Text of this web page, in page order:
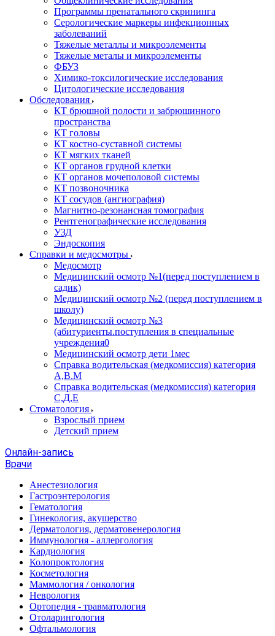
Программы пренатального скрининга
Серологические маркеры инфекционных
заболеваний
Тяжелые металлы и микроэлементы
Тяжелые металы и микроэлементы
ФБУЗ
Химико-токсилогические исследования
Цитологические исследования
Обследования
КТ брюшной полости и забрюшинного
пространства
КТ головы
КТ костно-суставной системы
КТ мягких тканей
КТ органов грудной клетки
КТ органов мочеполовой системы
КТ позвоночника
КТ сосудов (ангиография)
Магнитно-резонансная томография
Рентгенографические исследования
УЗД
Эндоскопия
Справки и медосмотры
Медосмотр
Медицинский осмотр №1(перед поступлением в
садик)
Медицинский осмотр №2 (перед поступлением в
школу)
Медицинский осмотр №3
(абитуриенты.поступления в специальные
учреждения0
Медицинский осмотр дети 1мес
Справка водительская (медкомиссия) категория
А,В.М
Справка водительская (медкомиссия) категория
С,Д,Е
Стоматология
Взрослый прием
Детский прием
Онлайн-запись
Врачи
Анестезиология
Гастроэнтерология
Гематология
Гинекология, акушерство
Дерматология, дерматовенерология
Иммунология - аллергология
Кардиология
Колопроктология
Косметология
Маммология / онкология
Неврология
Ортопедия - травматология
Отоларингология
Офтальмология